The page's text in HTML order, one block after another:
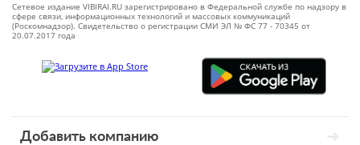
Сетевое издание VIBIRAI.RU зарегистрировано в Федеральной службе по надзору в
сфере связи, информационных технологий и массовых коммуникаций
(Роскомнадзор). Свидетельство о регистрации СМИ ЭЛ № ФС 77 - 70345 от
20.07.2017 года
Добавить компанию